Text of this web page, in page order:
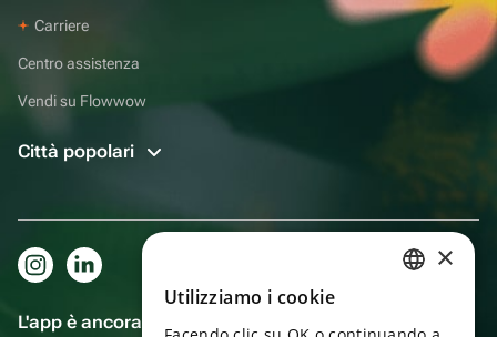
Carriere
Centro assistenza
Vendi su Flowwow
Città popolari
L'app è ancora più comoda!
×
Utilizziamo i cookie